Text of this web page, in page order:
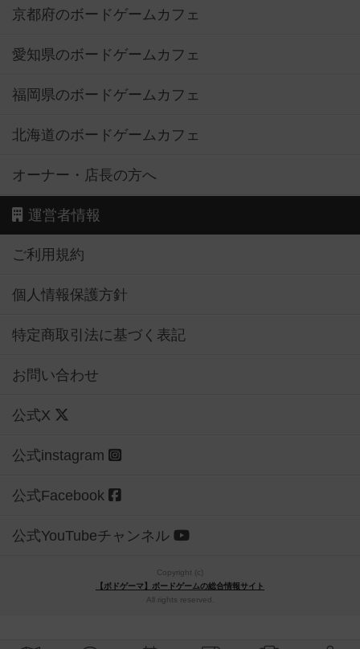
京都府のボードゲームカフェ
愛知県のボードゲームカフェ
福岡県のボードゲームカフェ
北海道のボードゲームカフェ
オーナー・店長の方へ
運営者情報
ご利用規約
個人情報保護方針
特定商取引法に基づく表記
お問い合わせ
公式X
公式instagram
公式Facebook
公式YouTubeチャンネル
Copyright (c)
【ボドゲーマ】ボードゲームの総合情報サイト
All rights reserved.